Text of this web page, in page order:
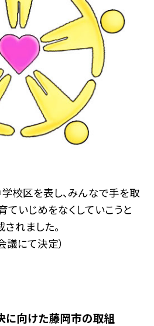
校区を表し、みんなで手を取
ていじめをなくしていこうと
れました。
議にて決定）
に向けた藤岡市の取組